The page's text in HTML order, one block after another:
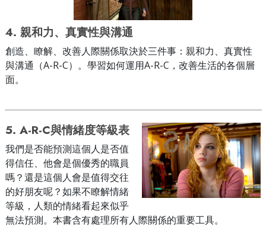
4. 親和力、真實性與溝通
創造、瞭解、改善人際關係取決於三件事：親和力、真實性
與溝通（A-R-C）。學習如何運用A-R-C，改善生活的各個層
面。
5. A-R-C與情緒度等級表
我們是否能預測這個人是否值
得信任、他會是個優秀的職員
嗎？還是這個人會是值得交往
的好朋友呢？如果不瞭解情緒
等級，人類的情緒看起來似乎
無法預測。本書含有處理所有人際關係的重要工具。